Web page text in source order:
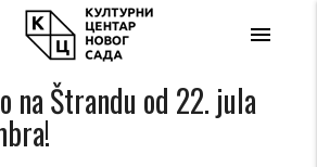
menu
na Štrandu od 22. jula